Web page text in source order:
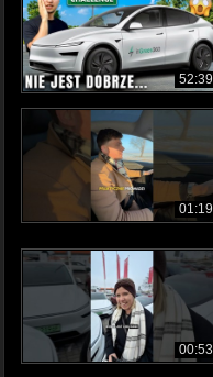
52:39
01:19
00:53